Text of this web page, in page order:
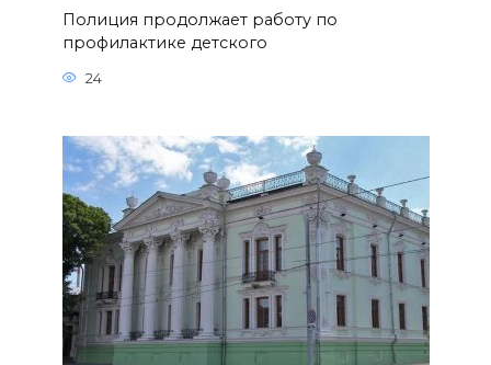
Полиция продолжает работу по
профилактике детского
24